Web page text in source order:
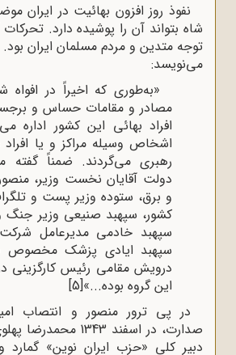
نفوذ روز افزون بهائیت در ایران
شاه بتواند آن را پوشیده دارد.
توجه متدین و مردم مسلمان ایران
می‌نویسد:
«به‌طوری که اخیراً در افواه
مصادر و مقامات حساس و
افراد بهائی این کشور اداره
اشخاص وسیله مراکز و یا
رهبری می‌گردند. ضمناً
دولت آقایان نخست وزیر،
و برق، ستوده وزیر پست و
کشور، سپهبد صنیعی وزیر جنگ
سپهبد خادمی مدیرعامل شرکت
سپهبد ایادی پزشک مخصوص
درویش مقامی رئیس کارگزینی
این گروه بوده...»[5]
در پی ترور منصور و انتصاب
صدارت، در اسفند 1343
دبیر کلی «حزب ایران نوین» گمارد و